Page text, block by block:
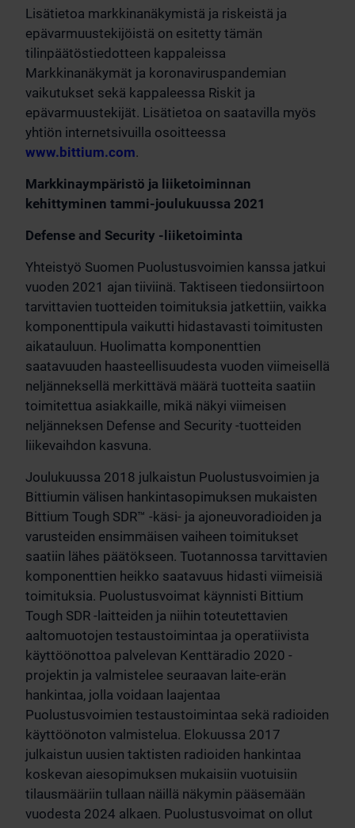
Lisätietoa markkinanäkymistä ja riskeistä ja
epävarmuustekijöistä on esitetty tämän
tilinpäätöstiedotteen kappaleissa
Markkinanäkymät ja koronaviruspandemian
vaikutukset sekä kappaleessa Riskit ja
epävarmuustekijät. Lisätietoa on saatavilla myös
yhtiön internetsivuilla osoitteessa
www.bittium.com.
Markkinaympäristö ja liiketoiminnan
kehittyminen tammi-joulukuussa 2021
Defense and Security -liiketoiminta
Yhteistyö Suomen Puolustusvoimien kanssa jatkui
vuoden 2021 ajan tiiviinä. Taktiseen tiedonsiirtoon
tarvittavien tuotteiden toimituksia jatkettiin, vaikka
komponenttipula vaikutti hidastavasti toimitusten
aikatauluun. Huolimatta komponenttien
saatavuuden haasteellisuudesta vuoden viimeisellä
neljänneksellä merkittävä määrä tuotteita saatiin
toimitettua asiakkaille, mikä näkyi viimeisen
neljänneksen Defense and Security -tuotteiden
liikevaihdon kasvuna.
Joulukuussa 2018 julkaistun Puolustusvoimien ja
Bittiumin välisen hankintasopimuksen mukaisten
Bittium Tough SDR™ -käsi- ja ajoneuvoradioiden ja
varusteiden ensimmäisen vaiheen toimitukset
saatiin lähes päätökseen. Tuotannossa tarvittavien
komponenttien heikko saatavuus hidasti viimeisiä
toimituksia. Puolustusvoimat käynnisti Bittium
Tough SDR -laitteiden ja niihin toteutettavien
aaltomuotojen testaustoimintaa ja operatiivista
käyttöönottoa palvelevan Kenttäradio 2020 -
projektin ja valmistelee seuraavan laite-erän
hankintaa, jolla voidaan laajentaa
Puolustusvoimien testaustoimintaa sekä radioiden
käyttöönoton valmistelua. Elokuussa 2017
julkaistun uusien taktisten radioiden hankintaa
koskevan aiesopimuksen mukaisiin vuotuisiin
tilausmääriin tullaan näillä näkymin pääsemään
vuodesta 2024 alkaen. Puolustusvoimat on ollut